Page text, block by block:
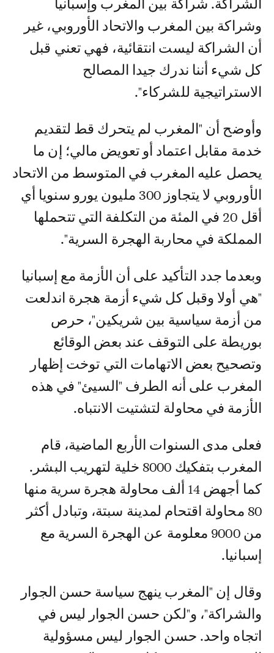
الشراكة. شراكة بين المغرب وإسبانيا
وشراكة بين المغرب والاتحاد الأوروبي، غير
أن الشراكة ليست انتقائية، فهي تعني قبل
كل شيء أننا ندرك جيدا المصالح
الاستراتيجية للشركاء".
وأوضح أن "المغرب لم يتحرك قط لتقديم
خدمة مقابل اعتماد أو تعويض مالي؛ إن ما
يحصل عليه المغرب في المتوسط من الاتحاد
الأوروبي لا يتجاوز 300 مليون يورو سنويا أي
أقل 20 في المئة من التكلفة التي تتحملها
المملكة في محاربة الهجرة السرية".
وبعدما جدد التأكيد على أن الأزمة مع إسبانيا
"هي أولا وقبل كل شيء أزمة هجرة اندلعت
من أزمة سياسية بين شريكين"، حرص
بوريطة على التوقف عند بعض الوقائع
وتصحيح بعض الاتهامات التي توخت إظهار
المغرب على أنه الطرف "السيئ" في هذه
الأزمة في محاولة لتشتيت الانتباه.
فعلى مدى السنوات الأربع الماضية، قام
المغرب بتفكيك 8000 خلية لتهريب البشر.
كما أجهض 14 ألف محاولة هجرة سرية منها
80 محاولة اقتحام لمدينة سبتة، وتبادل أكثر
من 9000 معلومة عن الهجرة السرية مع
إسبانيا.
وقال إن "المغرب ينهج سياسة حسن الجوار
والشراكة"، و"لكن حسن الجوار ليس في
اتجاه واحد. حسن الجوار ليس مسؤولية